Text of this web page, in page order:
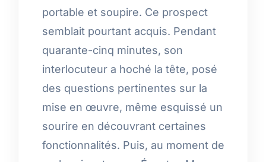
portable et soupire. Ce prospect
semblait pourtant acquis. Pendant
quarante-cinq minutes, son
interlocuteur a hoché la tête, posé
des questions pertinentes sur la
mise en œuvre, même esquissé un
sourire en découvrant certaines
fonctionnalités. Puis, au moment de